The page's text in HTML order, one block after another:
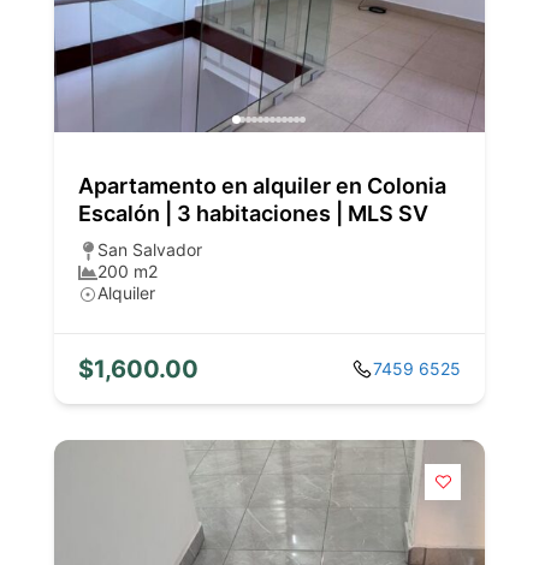
Apartamento en alquiler en Colonia
Escalón | 3 habitaciones | MLS SV
San Salvador
200 m2
Alquiler
$1,600.00 7459 6525